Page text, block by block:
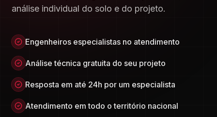
análise individual do solo e do projeto.
Engenheiros especialistas no atendimento
Análise técnica gratuita do seu projeto
Resposta em até 24h por um especialista
Atendimento em todo o território nacional